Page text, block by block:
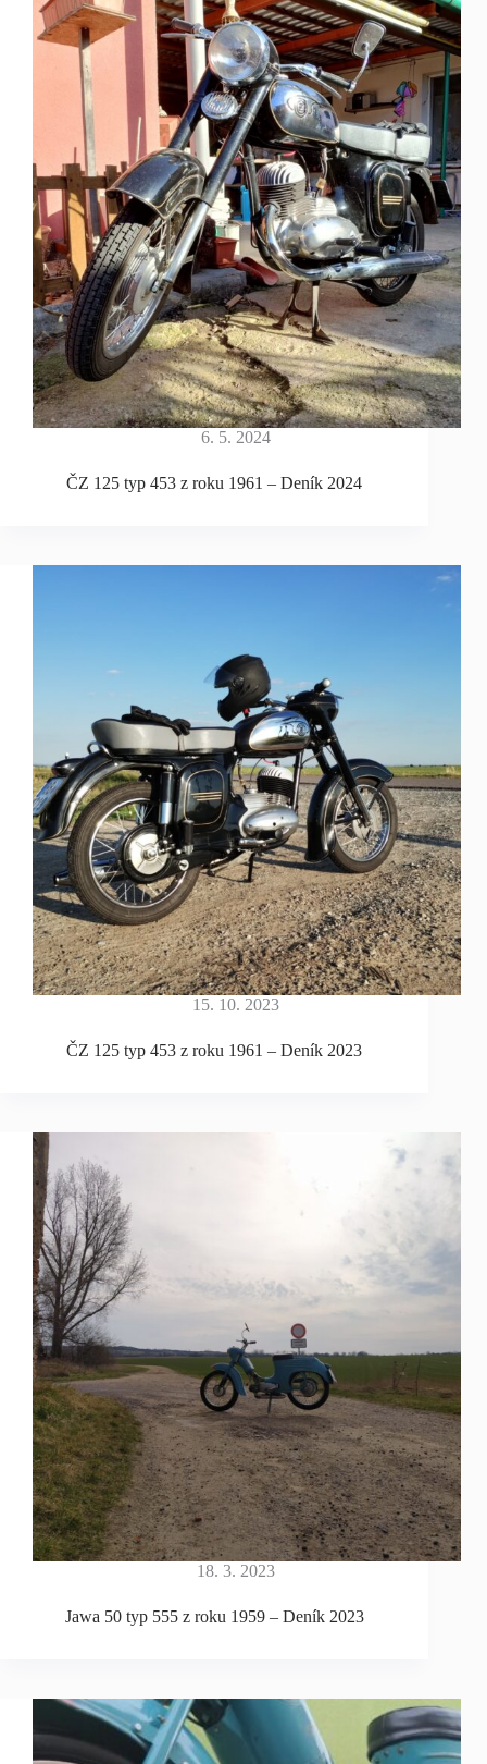
6. 5. 2024
ČZ 125 typ 453 z roku 1961 – Deník 2024
15. 10. 2023
ČZ 125 typ 453 z roku 1961 – Deník 2023
18. 3. 2023
Jawa 50 typ 555 z roku 1959 – Deník 2023